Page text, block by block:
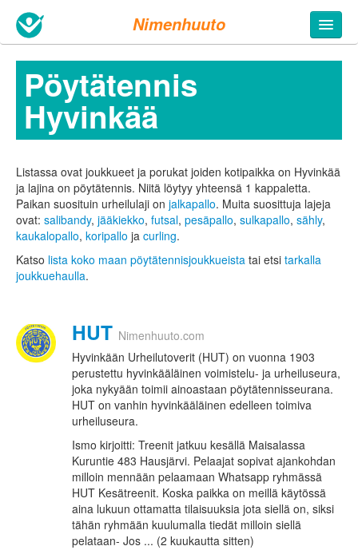
Nimenhuuto
Pöytätennis
Hyvinkää
Listassa ovat joukkueet ja porukat joiden kotipaikka on Hyvinkää
ja lajina on pöytätennis. Niitä löytyy yhteensä 1 kappaletta.
Paikan suosituin urheilulaji on jalkapallo. Muita suosittuja lajeja
ovat: salibandy, jääkiekko, futsal, pesäpallo, sulkapallo, sähly,
kaukalopallo, koripallo ja curling.
Katso lista koko maan pöytätennisjoukkueista tai etsi tarkalla
joukkuehaulla.
HUT Nimenhuuto.com
Hyvinkään Urheilutoverit (HUT) on vuonna 1903
perustettu hyvinkääläinen voimistelu- ja urheiluseura,
joka nykyään toimii ainoastaan pöytätennisseurana.
HUT on vanhin hyvinkääläinen edelleen toimiva
urheiluseura.
Ismo kirjoitti: Treenit jatkuu kesällä Maisalassa
Kuruntie 483 Hausjärvi. Pelaajat sopivat ajankohdan
milloin mennään pelaamaan Whatsapp ryhmässä
HUT Kesätreenit. Koska paikka on meillä käytössä
aina lukuun ottamatta tilaisuuksia jota siellä on, siksi
tähän ryhmään kuulumalla tiedät milloin siellä
pelataan- Jos ... (2 kuukautta sitten)